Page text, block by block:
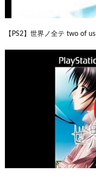
【PS2】世界ノ全テ two of us